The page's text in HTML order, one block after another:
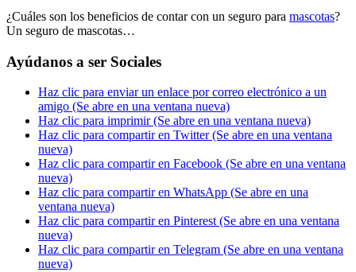
¿Cuáles son los beneficios de contar con un seguro para mascotas?
Un seguro de mascotas…
Ayúdanos a ser Sociales
Haz clic para enviar un enlace por correo electrónico a un
amigo (Se abre en una ventana nueva)
Haz clic para imprimir (Se abre en una ventana nueva)
Haz clic para compartir en Twitter (Se abre en una ventana
nueva)
Haz clic para compartir en Facebook (Se abre en una ventana
nueva)
Haz clic para compartir en WhatsApp (Se abre en una
ventana nueva)
Haz clic para compartir en Pinterest (Se abre en una ventana
nueva)
Haz clic para compartir en Telegram (Se abre en una ventana
nueva)